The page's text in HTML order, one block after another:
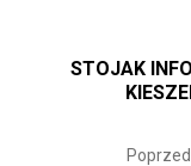
STOJAK